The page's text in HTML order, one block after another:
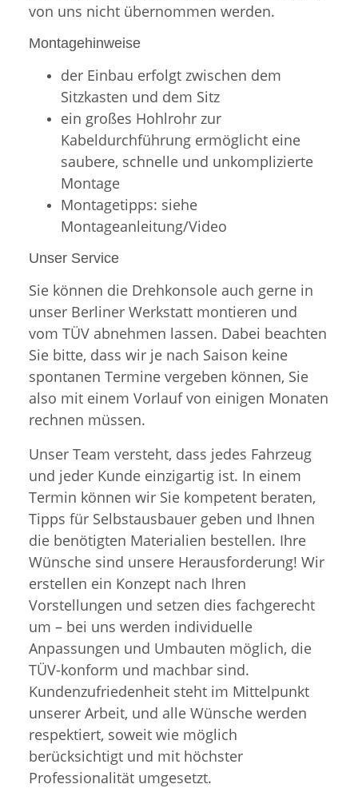
von uns nicht übernommen werden.
Montagehinweise
der Einbau erfolgt zwischen dem
Sitzkasten und dem Sitz
ein großes Hohlrohr zur
Kabeldurchführung ermöglicht eine
saubere, schnelle und unkomplizierte
Montage
Montagetipps: siehe
Montageanleitung/Video
Unser Service
Sie können die Drehkonsole auch gerne in
unser Berliner Werkstatt montieren und
vom TÜV abnehmen lassen. Dabei beachten
Sie bitte, dass wir je nach Saison keine
spontanen Termine vergeben können, Sie
also mit einem Vorlauf von einigen Monaten
rechnen müssen.
Unser Team versteht, dass jedes Fahrzeug
und jeder Kunde einzigartig ist. In einem
Termin können wir Sie kompetent beraten,
Tipps für Selbstausbauer geben und Ihnen
die benötigten Materialien bestellen. Ihre
Wünsche sind unsere Herausforderung! Wir
erstellen ein Konzept nach Ihren
Vorstellungen und setzen dies fachgerecht
um – bei uns werden individuelle
Anpassungen und Umbauten möglich, die
TÜV-konform und machbar sind.
Kundenzufriedenheit steht im Mittelpunkt
unserer Arbeit, und alle Wünsche werden
respektiert, soweit wie möglich
berücksichtigt und mit höchster
Professionalität umgesetzt.